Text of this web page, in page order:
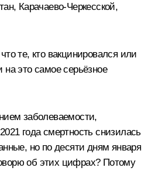
Карачаево-Черкесской,
те, кто вакцинировался или
это самое серьёзное
заболеваемости,
года смертность снизилась
но по десяти дням января
об этих цифрах? Потому